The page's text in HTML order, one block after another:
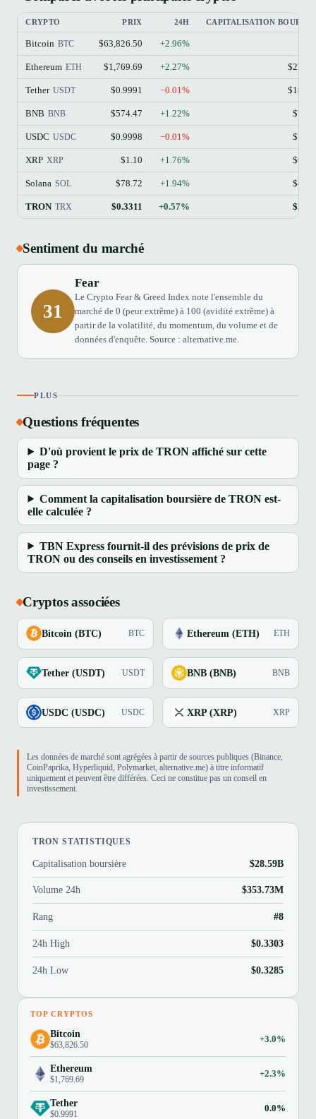
CRYPTO PRIX 24H CAPITALISATION
Bitcoin BTC $63,826.50 +2.96%
Ethereum ETH $1,769.69 +2.27%
Tether USDT $0.9991 −0.01%
BNB BNB $574.47 +1.22%
USDC USDC $0.9998 −0.01%
XRP XRP $1.10 +1.76%
Solana SOL $78.72 +1.94%
TRON TRX $0.3311 +0.57%
Sentiment du marché
31
Fear
Le Crypto Fear & Greed Index note l'ensemble du
marché de 0 (peur extrême) à 100 (avidité extrême) à
partir de la volatilité, du momentum, du volume et de
données d'enquête. Source : alternative.me.
PLUS
Questions fréquentes
D'où provient le prix de TRON affiché sur cette
page ?
Comment la capitalisation boursière de TRON est-
elle calculée ?
TBN Express fournit-il des prévisions de prix de
TRON ou des conseils en investissement ?
Cryptos associées
Bitcoin (BTC) BTC Ethereum (ETH) ETH
Tether (USDT) USDT BNB (BNB) BNB
USDC (USDC) USDC XRP (XRP) XRP
Les données de marché sont agrégées à partir de sources publiques (Binance,
CoinPaprika, Hyperliquid, Polymarket, alternative.me) à titre informatif
uniquement et peuvent être différées. Ceci ne constitue pas un conseil en
investissement.
TRON STATISTIQUES
Capitalisation boursière $28.59B
Volume 24h $353.73M
Rang #8
24h High $0.3303
24h Low $0.3285
TOP CRYPTOS
Bitcoin
$63,826.50
+3.0%
Ethereum
$1,769.69
+2.3%
Tether
$0.9991
0.0%